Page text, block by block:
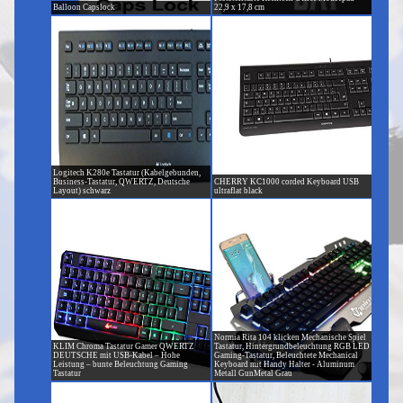
Balloon Capslock
22,9 x 17,8 cm
Logitech K280e Tastatur (Kabelgebunden,
Business-Tastatur, QWERTZ, Deutsche
Layout) schwarz
CHERRY KC1000 corded Keyboard USB
ultraflat black
KLIM Chroma Tastatur Gamer QWERTZ
DEUTSCHE mit USB-Kabel – Hohe
Leistung – bunte Beleuchtung Gaming
Tastatur
Normia Rita 104 klicken Mechanische Spiel
Tastatur, Hintergrundbeleuchtung RGB LED
Gaming-Tastatur, Beleuchtete Mechanical
Keyboard mit Handy Halter - Aluminum
Metall GunMetal Grau